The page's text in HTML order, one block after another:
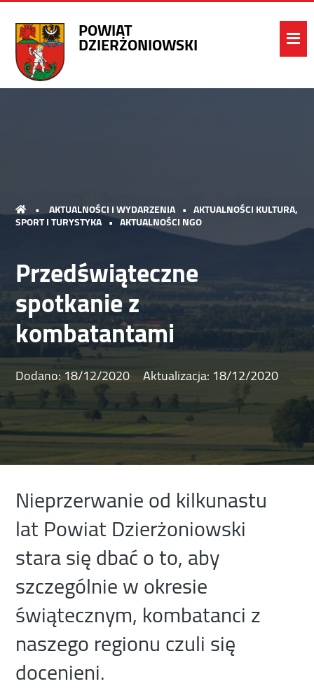
POWIAT
DZIERŻONIOWSKI
• AKTUALNOŚCI I WYDARZENIA • AKTUALNOŚCI KULTURA,
SPORT I TURYSTYKA • AKTUALNOŚCI NGO
Przedświąteczne
spotkanie z
kombatantami
Dodano:18/12/2020 Aktualizacja: 18/12/2020
Nieprzerwanie od kilkunastu
lat Powiat Dzierżoniowski
stara się dbać o to, aby
szczególnie w okresie
świątecznym, kombatanci z
naszego regionu czuli się
docenieni.